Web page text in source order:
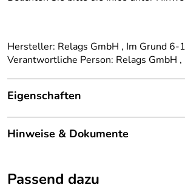
Hersteller: Relags GmbH , Im Grund
Verantwortliche Person: Relags GmbH
Eigenschaften
Details
Artikelname:
Zahlenschloss
Hinweise & Dokumente
Passend dazu